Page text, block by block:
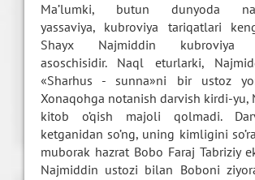
Ma’lumki, butun dunyoda
yassaviya, kubroviya tariqatlari
Shayx Najmiddin kubroviya
asoschisidir. Naql eturlarki,
«Sharhus - sunna»ni bir ustoz
Xonaqohga notanish darvish kirdi-yu,
kitob o’qish majoli qolmadi.
ketganidan so’ng, uning kimligini
muborak hazrat Bobo Faraj Tabriziy
Najmiddin ustozi bilan Boboni